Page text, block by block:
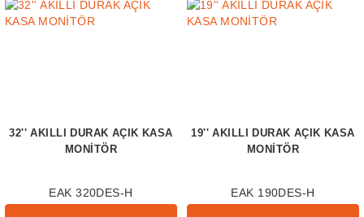
32'' AKILLI DURAK AÇIK KASA
MONİTÖR
EAK 320DES-H
19'' AKILLI DURAK AÇIK KASA
MONİTÖR
EAK 190DES-H